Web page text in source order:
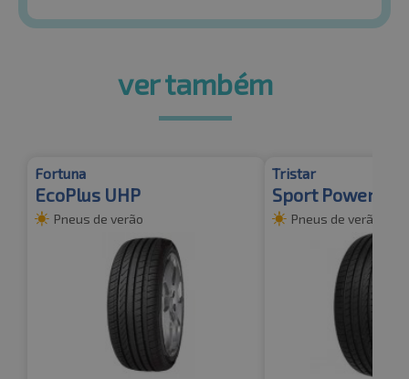
ver também
Fortuna
EcoPlus UHP
Pneus de verão
Tristar
Sport Power 2
Pneus de verão